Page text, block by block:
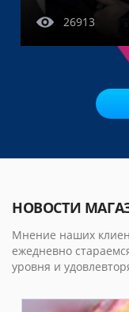
26913
НОВОСТИ
Мнение наших
ежедневно
уровня и